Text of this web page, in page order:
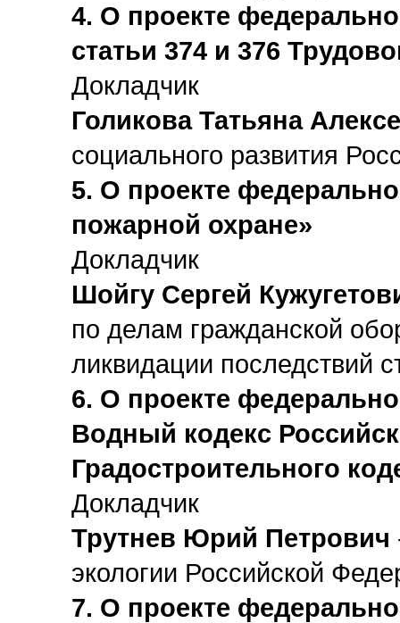
4. О проекте
статьи 374 и 376
Докладчик
Голикова Татьяна
социального развития
5. О проекте
пожарной охране»
Докладчик
Шойгу Сергей
по делам гражданской
ликвидации последствий
6. О проекте
Водный кодекс
Градостроительного
Докладчик
Трутнев Юрий Петрович
экологии Российской
7. О проекте